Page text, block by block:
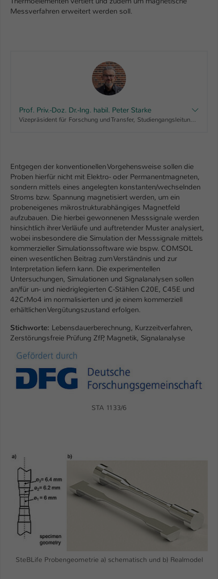
Messverfahren erweitert werden soll.
Prof. Priv.-Doz. Dr.-Ing. habil. Peter Starke
Vizepräsident für Forschung und Transfer, Studiengangsleitung "Maschinenbau, Bachelor", Fachbereichsrat AING
STA 1133/6
Entgegen der konventionellen Vorgehensweise sollen die
Proben hierfür nicht mit Elektro- oder Permanentmagneten,
sondern mittels eines angelegten konstanten/wechselnden
Stroms bzw. Spannung magnetisiert werden, um ein
probeneigenes mikrostrukturabhängiges Magnetfeld
aufzubauen. Die hierbei gewonnenen Messsignale werden
hinsichtlich ihrer Verläufe und auftretender Muster analysiert,
wobei insbesondere die Simulation der Messsignale mittels
kommerzieller Simulationssoftware wie bspw. COMSOL
einen wesentlichen Beitrag zum Verständnis und zur
Interpretation liefern kann. Die experimentellen
Untersuchungen, Simulationen und Signalanalysen sollen
an/für un- und niedriglegierten C-Stählen C20E, C45E und
42CrMo4 im normalisierten und je einem kommerziell
erhältlichen Vergütungszustand erfolgen.
Stichworte: Lebensdauerberechnung, Kurzzeitverfahren,
Zerstörungsfreie Prüfung ZfP, Magnetik, Signalanalyse
SteBLife Probengeometrie a) schematisch und b) Realmodel
Einstellungen. Unter anderem eine zufällig
generierte ID, für die historische
fe_typo_user / PHPSESSID
Laufzeit 1 Woche
Zweck
kann der eingeloggte Benutzer
wiedererkannt werden und es wird ihm
Zugang zu geschützten Bereichen
gewährt.
Name be_typo_user
Anbieter TYPO3
Laufzeit 1 Tag
Zweck
Dieser Cookie teilt der Webseite mit, ob
ein Besucher im Typo3-Backend
zu verwalten.